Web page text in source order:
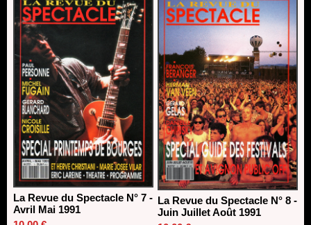
La Revue du Spectacle N° 7 -
Avril Mai 1991
La Revue du Spectacle N° 8 -
Juin Juillet Août 1991